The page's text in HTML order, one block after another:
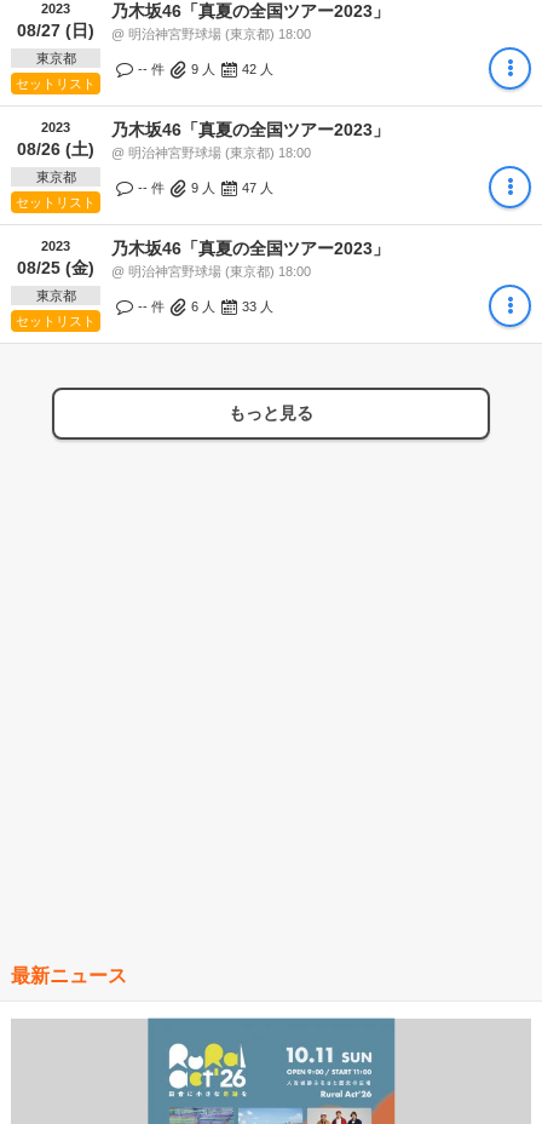
2023
08/27 (日)
東京都
セットリスト
乃木坂46「真夏の全国ツアー2023」
@ 明治神宮野球場 (東京都) 18:00
-- 件 9 人 42 人
2023
08/26 (土)
東京都
セットリスト
乃木坂46「真夏の全国ツアー2023」
@ 明治神宮野球場 (東京都) 18:00
-- 件 9 人 47 人
2023
08/25 (金)
東京都
セットリスト
乃木坂46「真夏の全国ツアー2023」
@ 明治神宮野球場 (東京都) 18:00
-- 件 6 人 33 人
もっと見る
最新ニュース